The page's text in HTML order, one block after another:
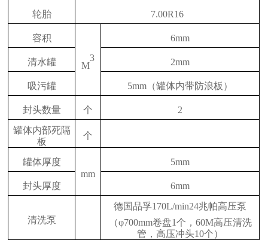
轮胎 7.00R16
容积
M
3
6mm
清水罐 2mm
吸污罐 5mm（罐体内带防浪板）
封头数量 个
2
罐体内部死隔
板
个
罐体厚度
mm
5mm
封头厚度 6mm
清洗泵
德国品孚170L/min24兆帕高压泵
（φ700mm卷盘1个，60M高压清洗
管，高压冲头10个）